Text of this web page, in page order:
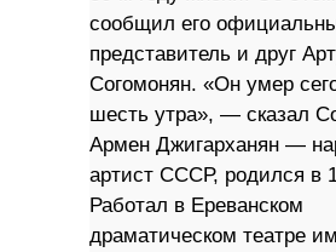
сообщил его
представитель и друг
Согомонян. «Он умер
шесть утра», — сказал
Армен Джигарханян —
артист СССР, родился в
Работал в Ереванском
драматическом театре